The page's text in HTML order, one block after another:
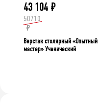
43 104 ₽
50710
₽
Верстак столярный «Опытный
мастер» Ученический